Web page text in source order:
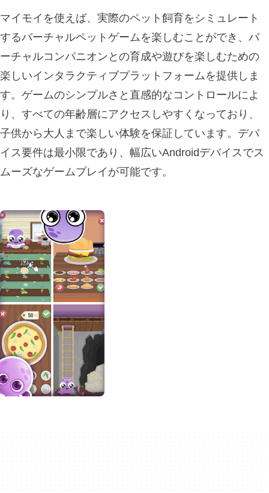
マイモイを使えば、実際のペット飼育をシミュレート
するバーチャルペットゲームを楽しむことができ、バ
ーチャルコンパニオンとの育成や遊びを楽しむための
楽しいインタラクティブプラットフォームを提供しま
す。ゲームのシンプルさと直感的なコントロールによ
り、すべての年齢層にアクセスしやすくなっており、
子供から大人まで楽しい体験を保証しています。デバ
イス要件は最小限であり、幅広いAndroidデバイスでス
ムーズなゲームプレイが可能です。